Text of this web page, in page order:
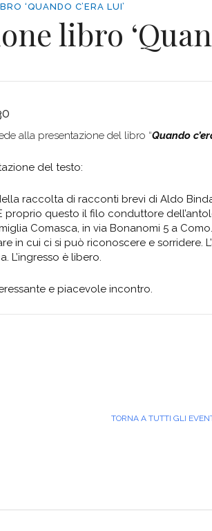
‘QUANDO C’ERA LUI’
libro
alla presentazione del libro “Quando
del testo:
raccolta di racconti brevi di Aldo
proprio questo il filo conduttore
Comasca, in via Bonanomi 5 a
in cui ci si può riconoscere e sorridere.
L’ingresso è libero.
e piacevole incontro.
TORNA A TUTTI GLI